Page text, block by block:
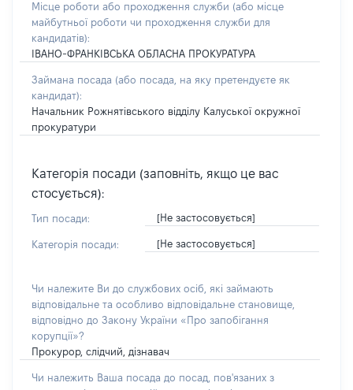
Місце роботи або проходження служби (або місце
майбутньої роботи чи проходження служби для
кандидатів):
ІВАНО-ФРАНКІВСЬКА ОБЛАСНА ПРОКУРАТУРА
Займана посада (або посада, на яку претендуєте як
кандидат):
Начальник Рожнятівського відділу Калуської окружної
прокуратури
Категорія посади (заповніть, якщо це вас
стосується):
Тип посади: [Не застосовується]
Категорія посади: [Не застосовується]
Чи належите Ви до службових осіб, які займають
відповідальне та особливо відповідальне становище,
відповідно до Закону України «Про запобігання
корупції»?
Прокурор, слідчий, дізнавач
Чи належить Ваша посада до посад, пов'язаних з